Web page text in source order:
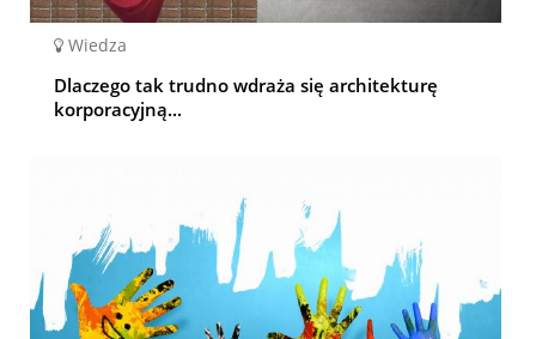
Wiedza
Dlaczego tak trudno wdraża się architekturę
korporacyjną...